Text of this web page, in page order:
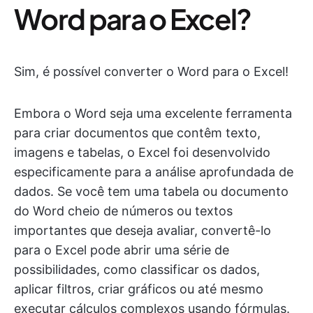
Word para o Excel?
Sim, é possível converter o Word para o Excel!
Embora o Word seja uma excelente ferramenta
para criar documentos que contêm texto,
imagens e tabelas, o Excel foi desenvolvido
especificamente para a análise aprofundada de
dados. Se você tem uma tabela ou documento
do Word cheio de números ou textos
importantes que deseja avaliar, convertê-lo
para o Excel pode abrir uma série de
possibilidades, como classificar os dados,
aplicar filtros, criar gráficos ou até mesmo
executar cálculos complexos usando fórmulas.